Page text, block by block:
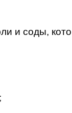
и соды,